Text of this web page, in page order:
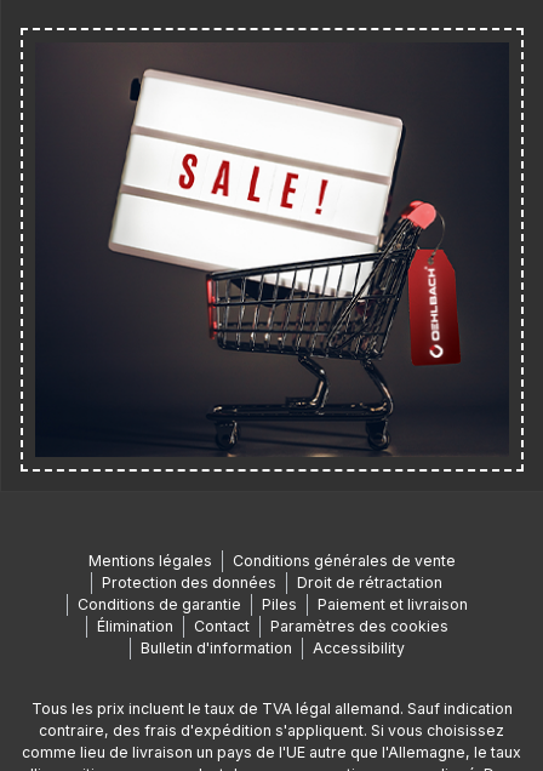
Mentions légales
Conditions générales de vente
Protection des données
Droit de rétractation
Conditions de garantie
Piles
Paiement et livraison
Élimination
Contact
Paramètres des cookies
Bulletin d'information
Accessibility
Tous les prix incluent le taux de TVA légal allemand. Sauf indication
contraire, des frais d'expédition s'appliquent. Si vous choisissez
comme lieu de livraison un pays de l'UE autre que l'Allemagne, le taux